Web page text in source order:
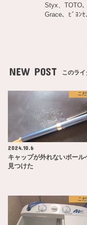
Styx、TOTO
Grace、ﾋﾞﾖﾝ
NEW POST このラ
こだ
2024.10.6
キャップが外れないボール
見つけた
こ